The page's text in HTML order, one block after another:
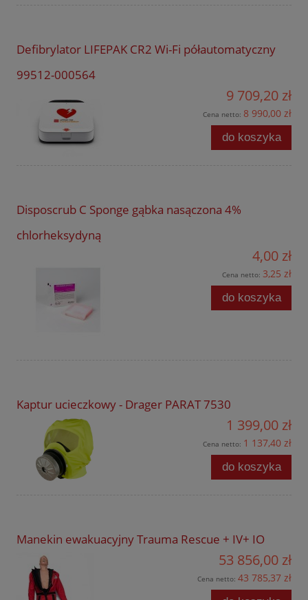
Defibrylator LIFEPAK CR2 Wi-Fi półautomatyczny
99512-000564
9 709,20 zł
Cena netto: 8 990,00 zł
do koszyka
Disposcrub C Sponge gąbka nasączona 4%
chlorheksydyną
4,00 zł
Cena netto: 3,25 zł
do koszyka
Kaptur ucieczkowy - Drager PARAT 7530
1 399,00 zł
Cena netto: 1 137,40 zł
do koszyka
Manekin ewakuacyjny Trauma Rescue + IV+ IO
53 856,00 zł
Cena netto: 43 785,37 zł